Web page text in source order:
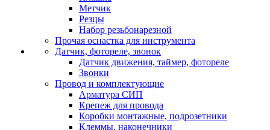
Метчик
Резцы
Набор резьбонарезной
Прочая оснастка для инструмента
Датчик, фотореле, звонок
Датчик движения, таймер, фотореле
Звонки
Провод и комплектующие
Арматура СИП
Крепеж для провода
Коробки монтажные, подрозетники
Клеммы, наконечники